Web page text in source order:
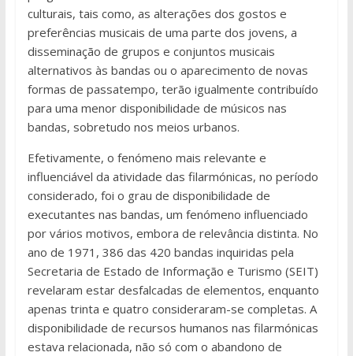
culturais, tais como, as alterações dos gostos e
preferências musicais de uma parte dos jovens, a
disseminação de grupos e conjuntos musicais
alternativos às bandas ou o aparecimento de novas
formas de passatempo, terão igualmente contribuído
para uma menor disponibilidade de músicos nas
bandas, sobretudo nos meios urbanos.
Efetivamente, o fenómeno mais relevante e
influenciável da atividade das filarmónicas, no período
considerado, foi o grau de disponibilidade de
executantes nas bandas, um fenómeno influenciado
por vários motivos, embora de relevância distinta. No
ano de 1971, 386 das 420 bandas inquiridas pela
Secretaria de Estado de Informação e Turismo (SEIT)
revelaram estar desfalcadas de elementos, enquanto
apenas trinta e quatro consideraram-se completas. A
disponibilidade de recursos humanos nas filarmónicas
estava relacionada, não só com o abandono de